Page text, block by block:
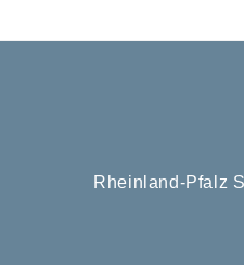
Rheinland-Pfalz